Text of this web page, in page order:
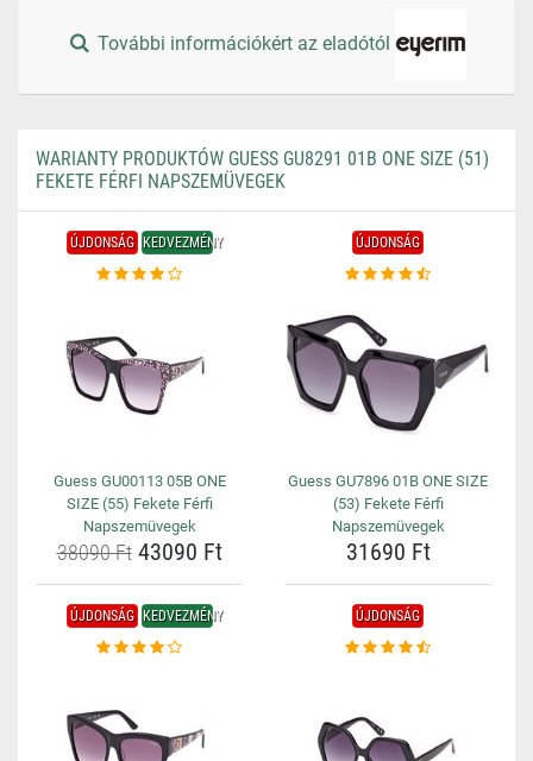
További információkért az eladótól
WARIANTY PRODUKTÓW GUESS GU8291 01B ONE SIZE (51)
FEKETE FÉRFI NAPSZEMÜVEGEK
ÚJDONSÁG KEDVEZMÉNY
Guess GU00113 05B ONE
SIZE (55) Fekete Férfi
Napszemüvegek
38090 Ft43090 Ft
ÚJDONSÁG
Guess GU7896 01B ONE SIZE
(53) Fekete Férfi
Napszemüvegek
31690 Ft
ÚJDONSÁG KEDVEZMÉNY ÚJDONSÁG